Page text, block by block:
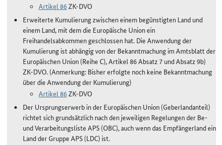
Artikel 86ZK-DVO
Erweiterte Kumulierung zwischen einem begünstigten Land und
einem Land, mit dem die Europäische Union ein
Freihandelsabkommen geschlossen hat. Die Anwendung der
Kumulierung ist abhängig von der Bekanntmachung im Amtsblatt der
Europäischen Union (Reihe C), Artikel 86 Absatz 7 und Absatz 9b)
ZK-DVO. (Anmerkung: Bisher erfolgte noch keine Bekanntmachung
über die Anwendung der Kumulierung)
Artikel 86ZK-DVO
Der Ursprungserwerb in der Europäischen Union (Geberlandanteil)
richtet sich grundsätzlich nach den jeweiligen Regelungen der Be-
und Verarbeitungsliste APS (OBC), auch wenn das Empfängerland ein
Land der Gruppe APS (LDC) ist.